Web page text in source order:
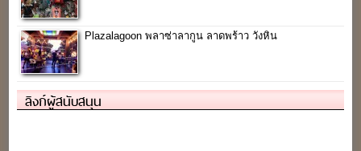
Plazalagoon พลาซ่าลากูน ลาดพร้าว วังหิน
ลิงก์ผู้สนับสนุน